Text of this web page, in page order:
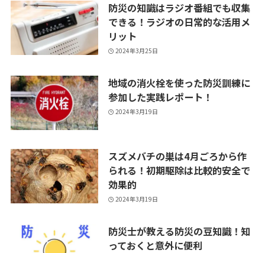
防災の知識はラジオ番組でも収集
できる！ラジオの日常的な活用メ
リット
2024年3月25日
地域の消火栓を使った防災訓練に
参加した実践レポート！
2024年3月19日
スズメバチの巣は4月ごろから作
られる！初期駆除は比較的安全で
効果的
2024年3月19日
防災士が教える防災の豆知識！知
っておくと意外に便利